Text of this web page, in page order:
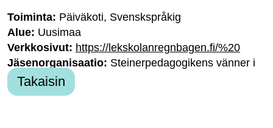
Toiminta: Päiväkoti, Svenskspråkig
Alue: Uusimaa
Verkkosivut: https://lekskolanregnbagen.fi/%20
Jäsenorganisaatio: Steinerpedagogikens vänner i
Borgå rf
Takaisin